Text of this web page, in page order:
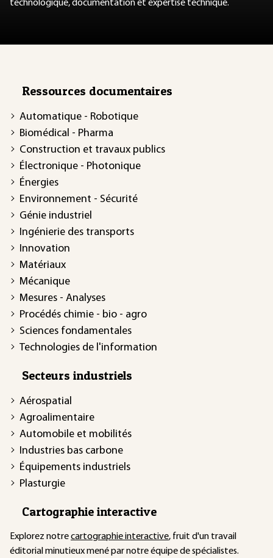
technologique, documentation et expertise technique.
Ressources documentaires
Automatique - Robotique
Biomédical - Pharma
Construction et travaux publics
Électronique - Photonique
Énergies
Environnement - Sécurité
Génie industriel
Ingénierie des transports
Innovation
Matériaux
Mécanique
Mesures - Analyses
Procédés chimie - bio - agro
Sciences fondamentales
Technologies de l'information
Secteurs industriels
Aérospatial
Agroalimentaire
Automobile et mobilités
Industries bas carbone
Équipements industriels
Plasturgie
Cartographie interactive
Explorez notrecartographie interactive, fruit d'un travail
éditorial minutieux mené par notre équipe de spécialistes.